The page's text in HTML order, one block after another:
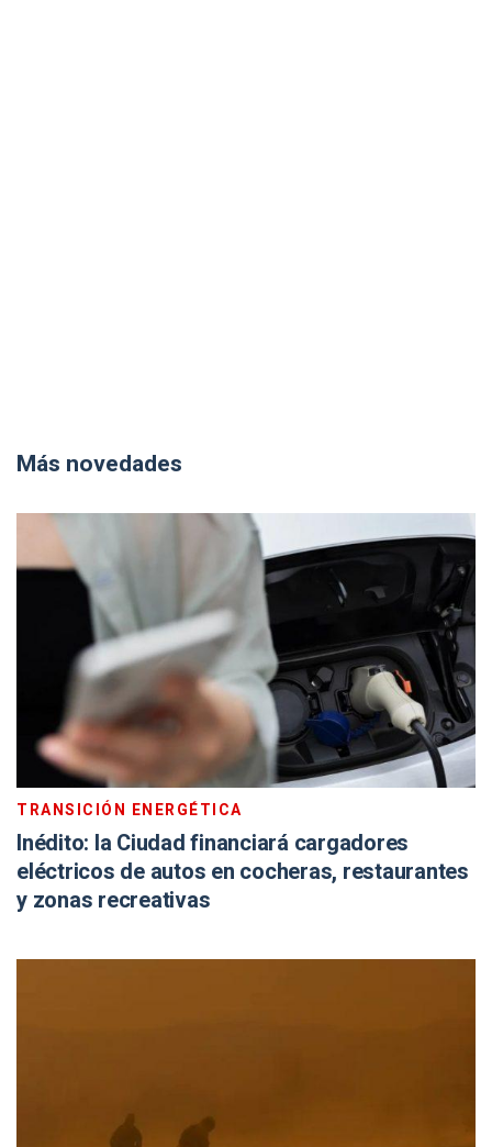
Más novedades
TRANSICIÓN ENERGÉTICA
Inédito: la Ciudad financiará cargadores
eléctricos de autos en cocheras, restaurantes
y zonas recreativas